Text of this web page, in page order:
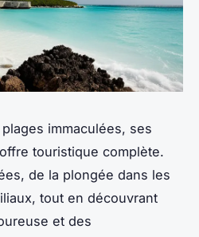
immaculées, ses
touristique complète.
de la plongée dans les
tout en découvrant
et des